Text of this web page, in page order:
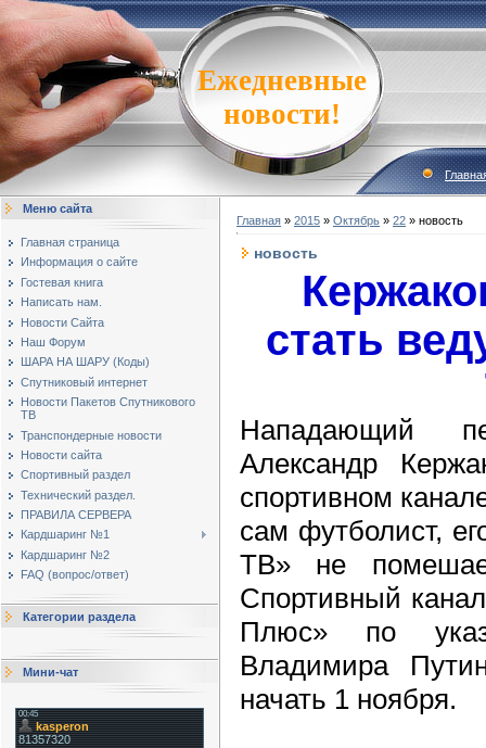
Ежедневные
новости!
Меню сайта
Главная страница
Информация о сайте
Гостевая книга
Написать нам.
Новости Сайта
Наш Форум
ШАРА НА ШАРУ (Коды)
Спутниковый интернет
Новости Пакетов Спутникового
ТВ
Транспондерные новости
Новости сайта
Спортивный раздел
Технический раздел.
ПРАВИЛА СЕРВЕРА
Кардшаринг №1
Кардшаринг №2
FAQ (вопрос/ответ)
Категории раздела
Мини-чат
Главная » 2015 » Октябрь » 22 » новость
новость
стать
Нападающий
Александр
спортивном
сам футболист,
ТВ» не
Спортивный
Плюс» по
Владимира
начать 1 ноября.